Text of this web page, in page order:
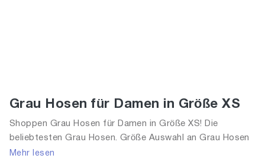
Grau Hosen für Damen in Größe XS
Shoppen Grau Hosen für Damen in Größe XS! Die
beliebtesten Grau Hosen. Größe Auswahl an Grau Hosen
in Größe XS und alle Trends aus 2026 für Frauen!
Mehr lesen